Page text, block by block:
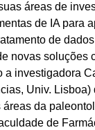
áreas de
de IA para
de
novas soluções
a investigadora
Univ. Lisboa)
áreas da
de